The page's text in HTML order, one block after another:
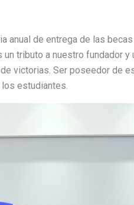
anual de entrega de las
tributo a nuestro fundador
victorias. Ser poseedor de
estudiantes.